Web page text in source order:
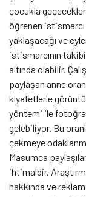
çocukla
öğrenen
yaklaşacağı ve
istismarcının
altında olabilir.
paylaşan anne
kıyafetlerle görüntü
yöntemi ile
gelebiliyor. Bu
çekmeye
Masumca
ihtimaldir.
hakkında ve